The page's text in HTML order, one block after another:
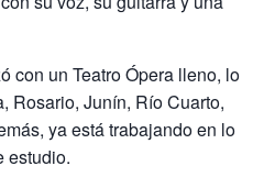
con un Teatro Ópera lleno, lo
Rosario, Junín, Río Cuarto,
ya está trabajando en lo
estudio.